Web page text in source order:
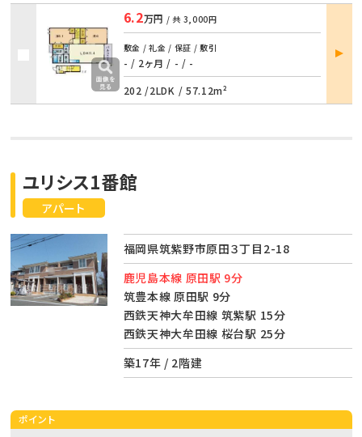
6.2万円 / 共 3,000円
敷金 / 礼金 / 保証 / 敷引
- / 2ヶ月 / - / -
202 /2LDK / 57.12m²
部屋
詳細
アパート
ユリシス1番館
福岡県筑紫野市原田３丁目2-18
鹿児島本線 原田駅 9分
筑豊本線 原田駅 9分
西鉄天神大牟田線 筑紫駅 15分
西鉄天神大牟田線 桜台駅 25分
築17年 / 2階建
ポイント